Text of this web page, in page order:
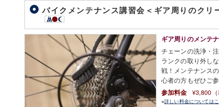
バイクメンテナンス講習会＜ギア周りのクリ
ギア周りのメンテ
チェーンの洗浄・
ランクの取り外し
戦！メンテナンス
心者の方もぜひご
参加料金 ¥3,800
※詳しい料金については